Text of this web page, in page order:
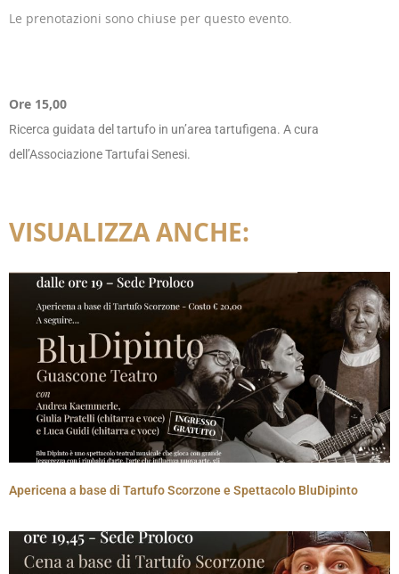
Le prenotazioni sono chiuse per questo evento.
Ore 15,00
Ricerca guidata del tartufo in un’area tartufigena. A cura
dell’Associazione Tartufai Senesi.
VISUALIZZA ANCHE:
Apericena a base di Tartufo Scorzone e Spettacolo BluDipinto